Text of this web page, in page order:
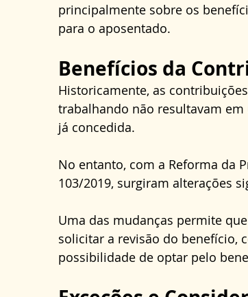
principalmente sobre os
para o aposentado.
Benefícios da
Historicamente, as
trabalhando não resultavam
já concedida.
No entanto, com a Reforma da
103/2019, surgiram alterações
Uma das mudanças permite
solicitar a revisão do benefício,
possibilidade de optar pelo